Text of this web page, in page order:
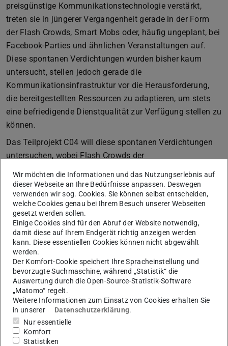
preisgünstige Kommunikationstechnologie verstärkt,
treten sie in jüngerer Vergangenheit gerade in der Form
der Flash Crowds, Smart Mobs oder, häufig ungeplant, bei
Facebook-Parties und ähnlichen Veranstaltungen auf.
Diese spontanen Verdichtungen wurden bisher kaum
untersucht, stellen jedoch gerade die
Kommunikationsinfrastruktur vor die Herausforderung,
die bereitgestellten Ressourcen zu adaptieren, um stets
eine befriedigende Dienstqualität zur Verfügung stellen zu
können.
Das Teilprojekt C04 will diese spontanen Verdichtungen
untersuchen, wobei Flash Crowds der
sein sollen, um die hier erlangten Erkenntnisse in späteren
Phasen zu generalisieren und allgemeinere
Nutzungsprädiktionen zu entwickeln. Dabei sollen
Methoden entwickelt werden, mit deren Hilfe
Verdichtungen frühzeitig erkannt und Möglichkeiten zur
Netzadaption gegeben werden können. Insbesondere die
Erkennung von Mustern in den Aktivitäten der Menschen,
mit besonderem Fokus auf deren Abweichungen
zwischen unterschiedlichen Städten, soll dabei im
Vordergrund stehen. Hierzu wird ein Methodenmix
praktiziert, der spontane Menschenansammlungen als
Prozess erfasst und damit die notwendigen
Informationen für die Entwicklung eines Modells des
Wir möchten die Informationen und das Nutzungserlebnis auf
dieser Webseite an Ihre Bedürfnisse anpassen. Deswegen
verwenden wir sog. Cookies. Sie können selbst entscheiden,
welche Cookies genau bei Ihrem Besuch unserer Webseiten
gesetzt werden sollen.
Einige Cookies sind für den Abruf der Website notwendig,
damit diese auf Ihrem Endgerät richtig anzeigen werden
kann. Diese essentiellen Cookies können nicht abgewählt
werden.
Der Komfort-Cookie speichert Ihre Spracheinstellung und
bevorzugte Suchmaschine, während „Statistik“ die
Auswertung durch die Open-Source-Statistik-Software
„Matomo“ regelt.
Weitere Informationen zum Einsatz von Cookies erhalten Sie
in unserer
Datenschutzerklärung.
Nur essentielle
Komfort
Statistiken